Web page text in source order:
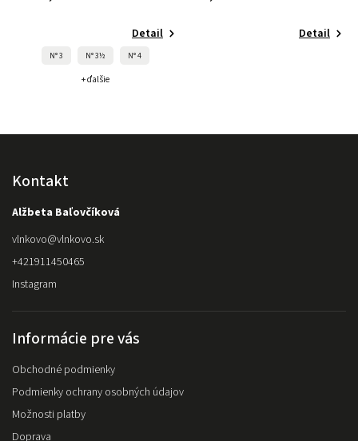
Detail
N° 3 N° 3½ N° 4
+ ďalšie
Detail
Kontakt
Alžbeta Baľovčíková
vlnkovo@vlnkovo.sk
+421911450465
Instagram
Informácie pre vás
Obchodné podmienky
Podmienky ochrany osobných údajov
Možnosti platby
Doprava